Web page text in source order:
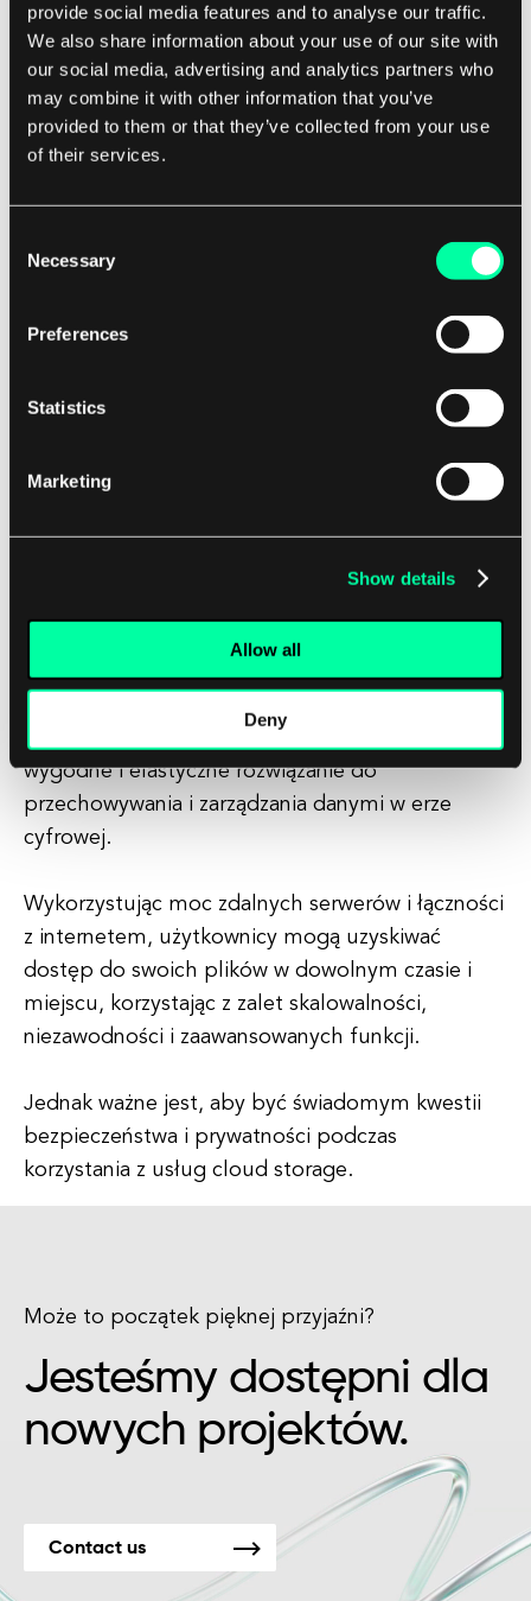
provide social media features and to analyse our traffic.
We also share information about your use of our site with
our social media, advertising and analytics partners who
may combine it with other information that you’ve
provided to them or that they’ve collected from your use
of their services.
Selection
Necessary
Preferences
Statistics
Marketing
Show details
Allow all
Deny
Dodatkowo, dostawcy usług cloud storage
często oferują zaawansowane funkcje, takie jak
synchronizacja plików, wersjonowanie i narzędzia
do współpracy, aby zwiększyć produktywność i
efektywność.
prywatności
istnieją również obawy dotyczące bezpieczeństwa
że zabezpieczy ich dane i zachowa poufność,
ponieważ naruszenia danych i incydenty hakerskie
mogą zagrażać wrażliwym informacjom.
renomowanego dostawcę cloud storage, który
oferuje szyfrowanie, ochronę danych oraz
wygodne i elastyczne rozwiązanie do
przechowywania i zarządzania danymi w erze
cyfrowej.
Wykorzystując moc zdalnych serwerów i łączności
z internetem, użytkownicy mogą uzyskiwać
dostęp do swoich plików w dowolnym czasie i
miejscu, korzystając z zalet skalowalności,
niezawodności i zaawansowanych funkcji.
Jednak ważne jest, aby być świadomym kwestii
bezpieczeństwa i prywatności podczas
korzystania z usług cloud storage.
Może to początek pięknej przyjaźni?
Jesteśmy dostępni dla
nowych projektów.
Contact us